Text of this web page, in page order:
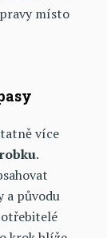
místo
více
.
a původu